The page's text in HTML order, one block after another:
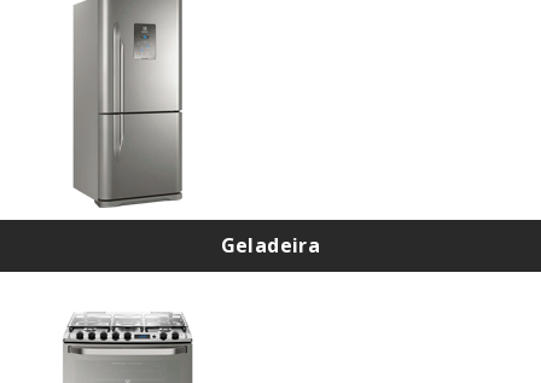
Instalação de Coifa Cadence
Geladeira
Assistência Técnica de Geladeira na Zona Norte
Assistência Técnica de Geladeira em Santana